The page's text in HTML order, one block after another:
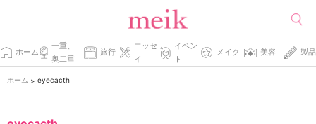
ホーム
一重、
奥二重
旅行
エッセ
イ
イベン
ト
メイク 美容 製品
ホーム > eyecacth